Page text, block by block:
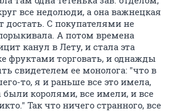
все недолюди, а она важнецкая
достать. С покупателями не
А потом времена
канул в Лету, и стала эта
фруктами торговать, и однажды
свидетелем ее монолога: "что в
то, я и раньше все это имела,
королями, все имели, и все
Так что ничего странного, все